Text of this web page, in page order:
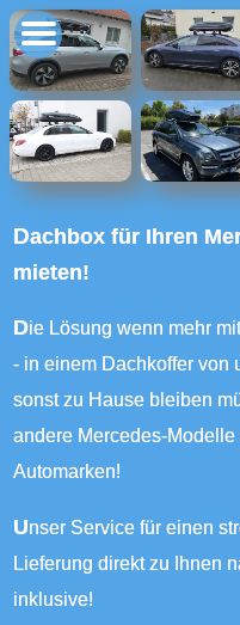
Dachbox für Ihren Mercedes Citan in Otterberg
mieten!
Die Lösung wenn mehr mit muß als in den Kofferraum paßt
- in einem Dachkoffer von
sonst zu Hause bleiben
andere Mercedes-
Automarken!
Unser Service für einen streßfreien Start in die Ferien:
Lieferung direkt zu Ihnen
inklusive!